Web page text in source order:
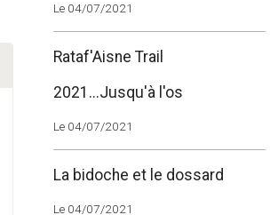
Le 04/07/2021
Rataf'Aisne Trail
2021...Jusqu'à l'os
Le 04/07/2021
La bidoche et le dossard
Le 04/07/2021